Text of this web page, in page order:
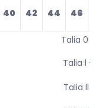
40 42 44 46
Talia 0 –
Talia l –
Talia ll